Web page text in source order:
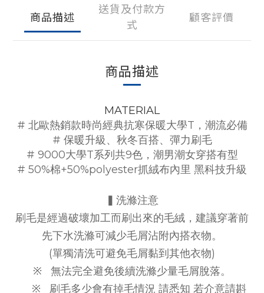
商品描述
送貨及付款方
式
顧客評價
商品描述
MATERIAL
# 北歐熱銷款時尚經典抗寒保暖大學T，潮流必備
# 保暖升級、秋冬百搭、彈力刷毛
# 9000大學T系列共9色，潮男潮女穿搭有型
# 50%棉+50%polyester抓絨布內里 黑科技升級
▍洗滌注意
刷毛是經過破壞加工而刷出來的毛絨，建議穿著前
先下水洗滌可減少毛屑沾附內搭衣物。
(單獨清洗可避免毛屑黏到其他衣物)
※
無法完全避免後續洗滌少量毛屑脫落。
※
刷毛多少會有掉毛情況 請悉知 若介意請斟